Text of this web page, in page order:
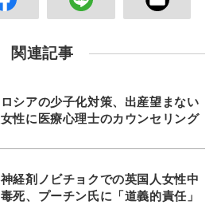
関連記事
ロシアの少子化対策、出産望まない
女性に医療心理士のカウンセリング
神経剤ノビチョクでの英国人女性中
毒死、プーチン氏に「道義的責任」